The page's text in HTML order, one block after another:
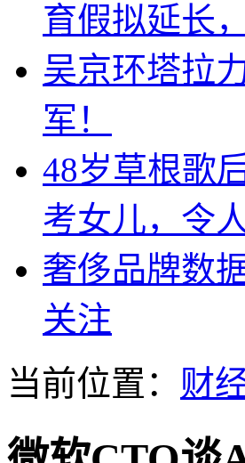
育假拟延长
吴京环塔拉
军！
48岁草根歌
考女儿，令
奢侈品牌数
关注
当前位置： 财